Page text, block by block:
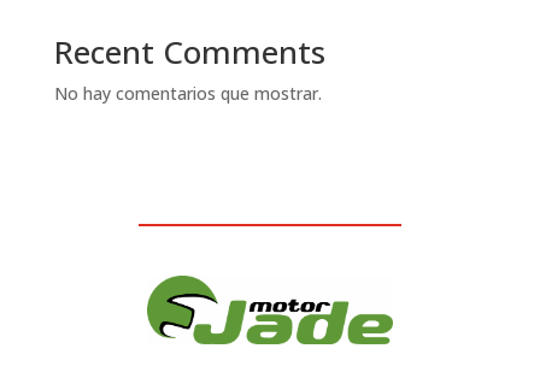
Recent Comments
No hay comentarios que mostrar.